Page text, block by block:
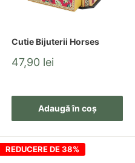
Cutie Bijuterii Horses
Pret
redus
47,90 lei
Adaugă în coș
REDUCERE DE 38%